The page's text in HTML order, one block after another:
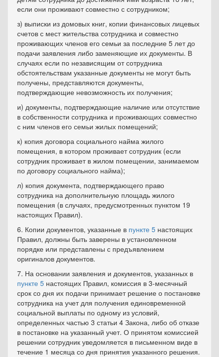
если они проживают совместно с сотрудником;
з) выписки из домовых книг, копии финансовых лицевых
счетов с мест жительства сотрудника и совместно
проживающих членов его семьи за последние 5 лет до
подачи заявления либо заменяющие их документы. В
случаях если по независящим от сотрудника
обстоятельствам указанные документы не могут быть
получены, представляются документы,
подтверждающие невозможность их получения;
и) документы, подтверждающие наличие или отсутствие
в собственности сотрудника и проживающих совместно
с ним членов его семьи жилых помещений;
к) копия договора социального найма жилого
помещения, в котором проживает сотрудник (если
сотрудник проживает в жилом помещении, занимаемом
по договору социального найма);
л) копия документа, подтверждающего право
сотрудника на дополнительную площадь жилого
помещения (в случаях, предусмотренных пунктом 19
настоящих Правил).
6. Копии документов, указанные в пункте 5 настоящих
Правил, должны быть заверены в установленном
порядке или представлены с предъявлением
оригиналов документов.
7. На основании заявления и документов, указанных в
пункте 5 настоящих Правил, комиссия в 3-месячный
срок со дня их подачи принимает решение о постановке
сотрудника на учет для получения единовременной
социальной выплаты по одному из условий,
определенных частью 3 статьи 4 Закона, либо об отказе
в постановке на указанный учет. О принятом комиссией
решении сотрудник уведомляется в письменном виде в
течение 1 месяца со дня принятия указанного решения.